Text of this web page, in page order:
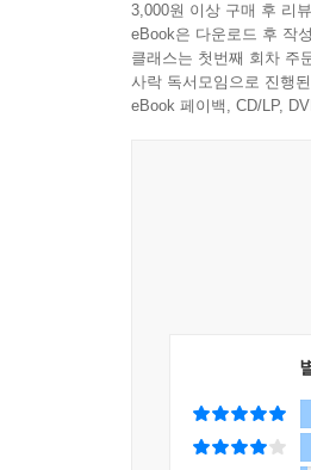
3,000원 이상 구매 후 리
eBook은 다운로드 후 작
클래스는 첫번째 회차 주
사락 독서모임으로 진행
eBook 페이백, CD/LP,